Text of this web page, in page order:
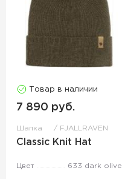
Товар в наличии
7 890 руб.
Шапка FJALLRAVEN
Classic Knit Hat
Цвет 633 dark olive